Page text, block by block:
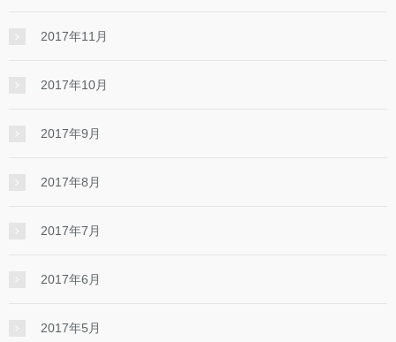
2017年11月
2017年10月
2017年9月
2017年8月
2017年7月
2017年6月
2017年5月